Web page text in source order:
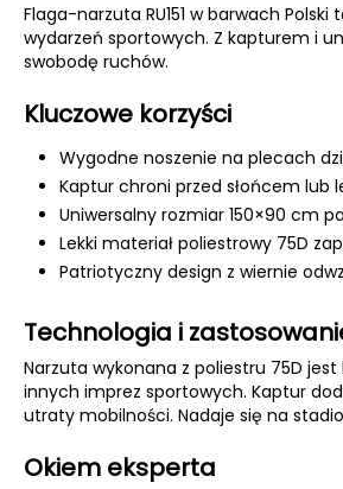
Flaga-narzuta RU151 w barwach
wydarzeń sportowych. Z kapturem i
swobodę ruchów.
Kluczowe korzyści
Wygodne noszenie na plecach
Kaptur chroni przed słońcem lub
Uniwersalny rozmiar 150×90 cm
Lekki materiał poliestrowy 75D
Patriotyczny design z wiernie
Technologia i
Narzuta wykonana z poliestru 75D
innych imprez sportowych. Kaptur
utraty mobilności. Nadaje się na
Okiem eksperta